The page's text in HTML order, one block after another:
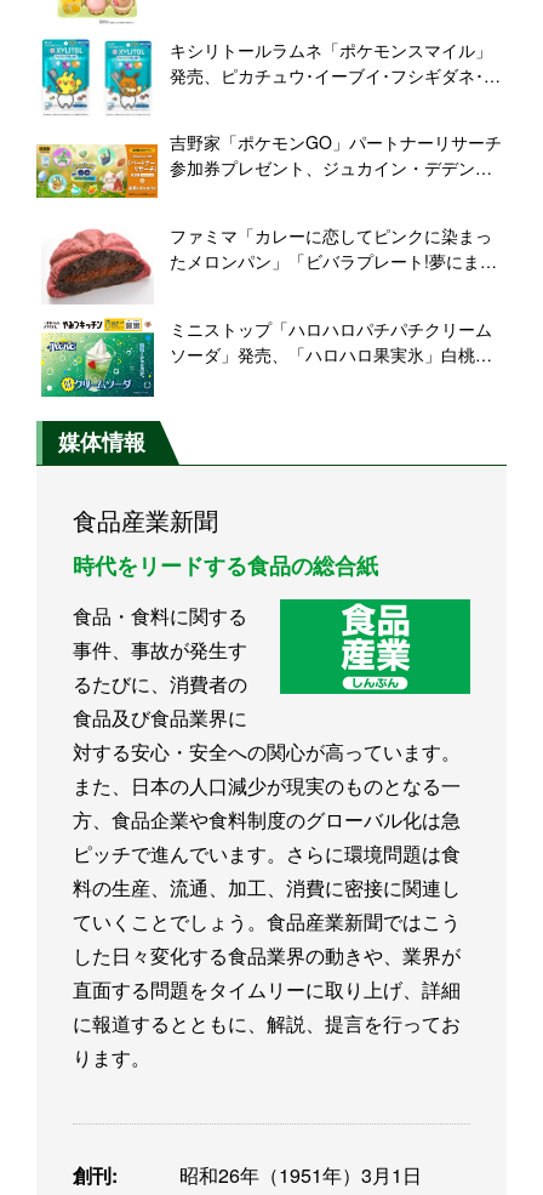
キシリトールラムネ「ポケモンスマイル」
発売、ピカチュウ･イーブイ･フシギダネ･ヒ
吉野家「ポケモンGO」パートナーリサーチ
参加券プレゼント、ジュカイン・デデン
ファミマ「カレーに恋してピンクに染まっ
たメロンパン」「ビバラプレート!夢にまで
とコラボ/ファミリーマート
ミニストップ「ハロハロパチパチクリーム
ソーダ」発売、「ハロハロ果実氷」白桃・
媒体情報
食品産業新聞
時代をリードする食品の総合紙
食品・食料に関する
事件、事故が発生す
るたびに、消費者の
食品及び食品業界に
対する安心・安全への関心が高っています。
また、日本の人口減少が現実のものとなる一
方、食品企業や食料制度のグローバル化は急
ピッチで進んでいます。さらに環境問題は食
料の生産、流通、加工、消費に密接に関連し
ていくことでしょう。食品産業新聞ではこう
した日々変化する食品業界の動きや、業界が
直面する問題をタイムリーに取り上げ、詳細
に報道するとともに、解説、提言を行ってお
ります。
創刊:
昭和26年（1951年）3月1日